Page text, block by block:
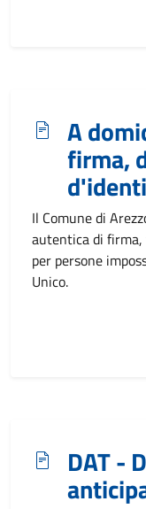
A
firma,
Il Comune di
autentica di
per persone
Unico.
DAT -